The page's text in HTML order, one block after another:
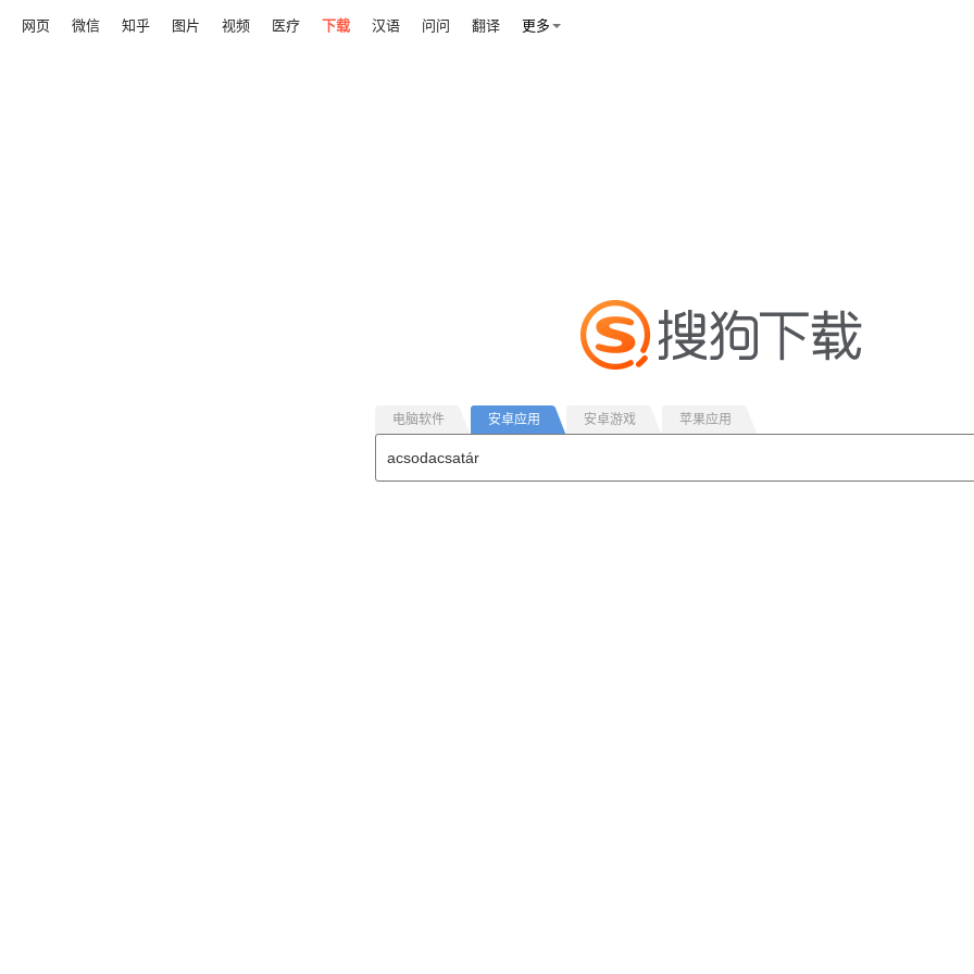
网页 微信 知乎 图片 视频 医疗 下载 汉语 问问 翻译 更多
电脑软件 安卓应用 安卓游戏 苹果应用